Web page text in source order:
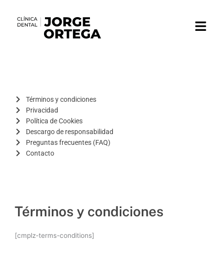
contenido
Términos y condiciones
Privacidad
Política de Cookies
Descargo de responsabilidad
Preguntas frecuentes (FAQ)
Contacto
Términos y condiciones
[cmplz-terms-conditions]